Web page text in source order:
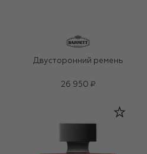
Двусторонний ремень
26 950 ₽